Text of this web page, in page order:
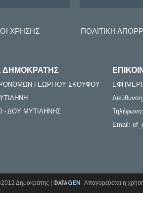
ΧΡΗΣΗΣ ΠΟΛΙΤΙΚΗ
ΔΗΜΟΚΡΑΤΗΣ
ΓΕΩΡΓΙΟΥ ΣΚΟΥΦΟΥ
- ΔΟΥ ΜΥΤΙΛΗΝΗΣ
Email:
Δημοκράτης | Απαγορεύεται η